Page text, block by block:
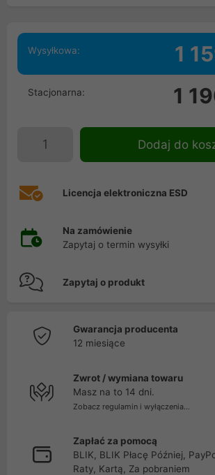
Wysyłkowa: 1
Stacjonarna: 1
Dodaj do
Licencja elektroniczna ESD
Na zamówienie
Zapytaj o termin wysyłki
Zapytaj o produkt
Gwarancja producenta
12 miesiące
Zwrot / wymiana towaru
Masz na to 14 dni.
Zobacz regulamin i wyłączenia...
Zapłać za pomocą
BLIK, BLIK Płacę Później,
Raty, Kartą, Za pobraniem